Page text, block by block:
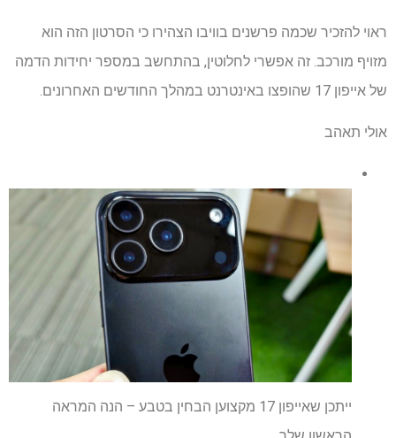
ראוי להזכיר שכמה פרשנים בוויבו הצהירו כי הסרטון הזה הוא
מזויף מורכב. זה אפשרי לחלוטין, בהתחשב במספר יחידות הדמה
של אייפון 17 שהופצו באינטרנט במהלך החודשים האחרונים.
אולי תאהב
ייתכן שאייפון 17 מקצוען הבחין בטבע – הנה המראה